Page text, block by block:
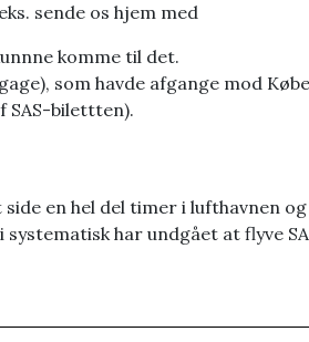
sende os hjem med
komme til det.
som havde afgange mod
SAS-bilettten).
en hel del timer i lufthavnen og
har undgået at flyve